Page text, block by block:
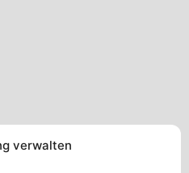
verwalten